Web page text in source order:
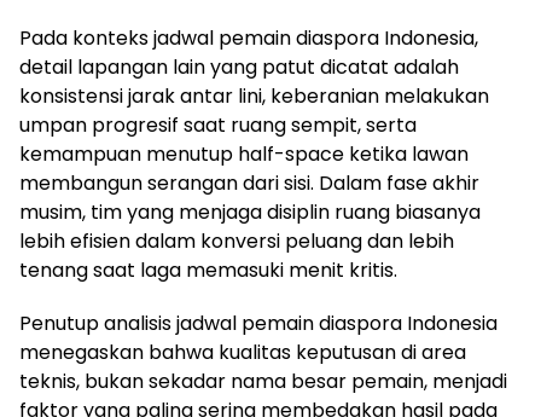
Pada konteks jadwal pemain diaspora Indonesia,
detail lapangan lain yang patut dicatat adalah
konsistensi jarak antar lini, keberanian melakukan
umpan progresif saat ruang sempit, serta
kemampuan menutup half-space ketika lawan
membangun serangan dari sisi. Dalam fase akhir
musim, tim yang menjaga disiplin ruang biasanya
lebih efisien dalam konversi peluang dan lebih
tenang saat laga memasuki menit kritis.
Penutup analisis jadwal pemain diaspora Indonesia
menegaskan bahwa kualitas keputusan di area
teknis, bukan sekadar nama besar pemain, menjadi
faktor yang paling sering membedakan hasil pada